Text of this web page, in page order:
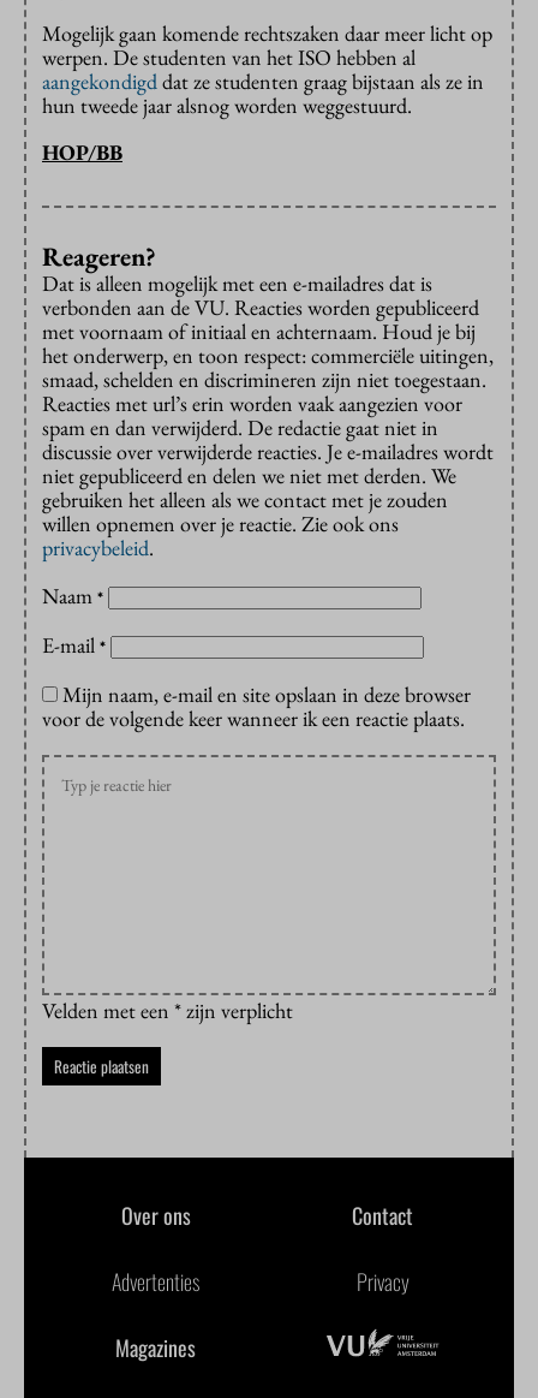
Mogelijk gaan komende rechtszaken daar meer licht op
werpen. De studenten van het ISO hebben al
aangekondigd dat ze studenten graag bijstaan als ze in
hun tweede jaar alsnog worden weggestuurd.
HOP/BB
Reageren?
Dat is alleen mogelijk met een e-mailadres dat is
verbonden aan de VU. Reacties worden gepubliceerd
met voornaam of initiaal en achternaam. Houd je bij
het onderwerp, en toon respect: commerciële uitingen,
smaad, schelden en discrimineren zijn niet toegestaan.
Reacties met url’s erin worden vaak aangezien voor
spam en dan verwijderd. De redactie gaat niet in
discussie over verwijderde reacties. Je e-mailadres wordt
niet gepubliceerd en delen we niet met derden. We
gebruiken het alleen als we contact met je zouden
willen opnemen over je reactie. Zie ook ons
privacybeleid.
Naam *
E-mail *
Mijn naam, e-mail en site opslaan in deze browser
voor de volgende keer wanneer ik een reactie plaats.
Velden met een * zijn verplicht
Over ons Contact
Advertenties Privacy
Magazines